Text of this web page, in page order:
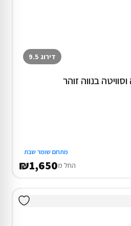
דירוג 9.5
מתחם שומר שבת
החל מ₪1,650